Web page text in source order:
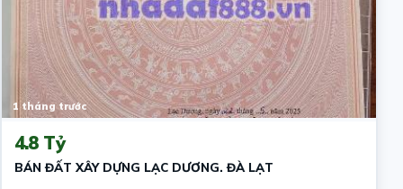
1 tháng trước
4.8 Tỷ
BÁN ĐẤT XÂY DỰNG LẠC DƯƠNG. ĐÀ LẠT